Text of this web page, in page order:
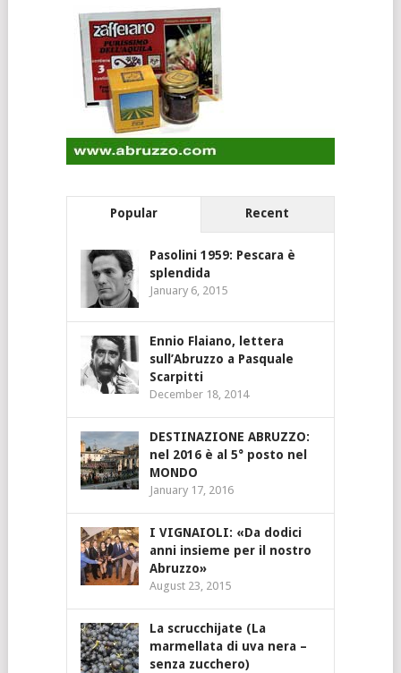
Popular Recent
Pasolini 1959: Pescara è
splendida
January 6, 2015
Ennio Flaiano, lettera
sull’Abruzzo a Pasquale
Scarpitti
December 18, 2014
DESTINAZIONE ABRUZZO:
nel 2016 è al 5° posto nel
MONDO
January 17, 2016
I VIGNAIOLI: «Da dodici
anni insieme per il nostro
Abruzzo»
August 23, 2015
La scrucchijate (La
marmellata di uva nera –
senza zucchero)